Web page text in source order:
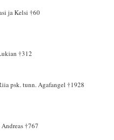
ja Kelsi †60
†312
psk. tunn. Agafangel †1928
†767